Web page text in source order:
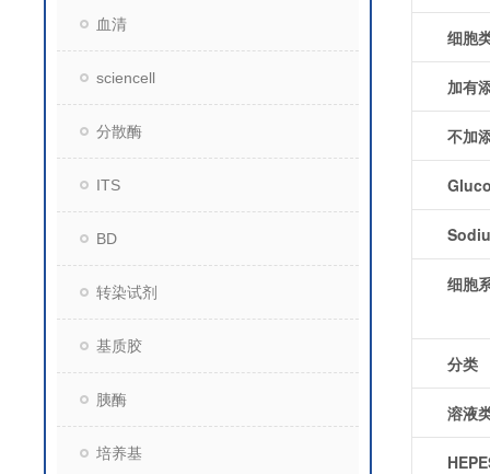
血清
sciencell
分散酶
ITS
BD
转染试剂
基质胶
胰酶
培养基
细胞
加有
不加
细胞
分类
溶液